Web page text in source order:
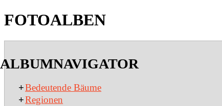
FOTOALBEN
15
ALBUMNAVIGATOR
+Bedeutende Bäume
+Regionen